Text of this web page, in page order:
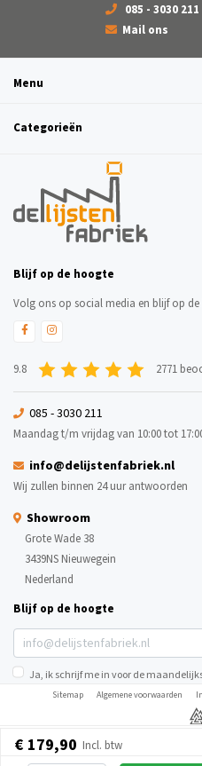
€ 179,90 Incl. btw
085 - 3030 211
Mail ons
Menu
Categorieën
Blijf op de hoogte
Volg ons op social media en blijf op
9.8 2771
085 - 3030 211
Maandag t/m vrijdag van 10:00 tot
info@delijstenfabriek.nl
Wij zullen binnen 24 uur antwoorden
Showroom
Grote Wade 38
3439NS Nieuwegein
Nederland
Blijf op de hoogte
Ja, ik schrijf me in voor de
Sitemap Algemene voorwaarden